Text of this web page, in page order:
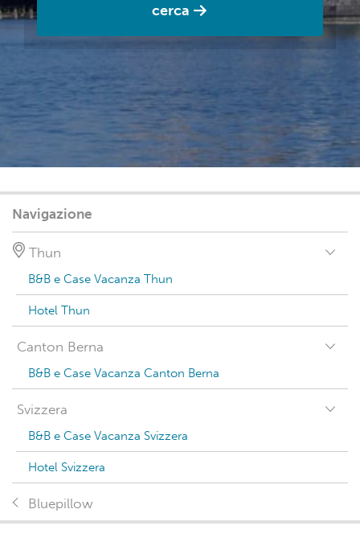
cerca
Navigazione
Thun
B&B e Case Vacanza Thun
Hotel Thun
Canton Berna
B&B e Case Vacanza Canton Berna
Svizzera
B&B e Case Vacanza Svizzera
Hotel Svizzera
Bluepillow